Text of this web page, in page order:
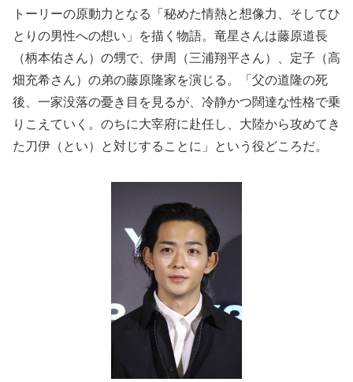
トーリーの原動力となる「秘めた情熱と想像力、そしてひ
とりの男性への想い」を描く物語。竜星さんは藤原道長
（柄本佑さん）の甥で、伊周（三浦翔平さん）、定子（高
畑充希さん）の弟の藤原隆家を演じる。「父の道隆の死
後、一家没落の憂き目を見るが、冷静かつ闊達な性格で乗
りこえていく。のちに大宰府に赴任し、大陸から攻めてき
た刀伊（とい）と対じすることに」という役どころだ。